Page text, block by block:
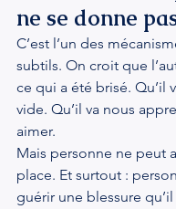
ne se donne
C’est l’un des
subtils. On croit que
ce qui a été brisé. Qu’il
vide. Qu’il va nous
aimer.
Mais personne ne peut
place. Et surtout :
guérir une blessure qu’il